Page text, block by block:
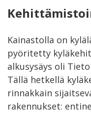
Kainastolla on
pyöritetty
alkusysäys oli
Tällä hetkellä
rinnakkain
rakennukset: